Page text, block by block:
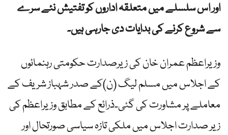
اور اس سلسلے میں متعلقہ اداروں کو تفتیش نئے سرے
سے شروع کرنے کی بدایات دی جارہی ہیں۔
وزیراعظم عمران خان کی زیرصدارت حکومتی رہنمائوں
کے اجلاس میں مسلم لیگ (ن)کے صدر شہباز شریف کے
معاملے پر مشاورت کی گئی۔ذرائع کے مطابق وزیراعظم کی
زیر صدارت اجلاس میں ملکی تازہ سیاسی صورتحال اور